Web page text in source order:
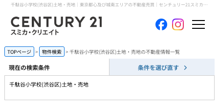
千駄谷小学校(渋谷区)土地・売地｜東京都心及び城南エリアの不動産売買｜センチュリー21スミカ・クリエイト
ホーム
当社について
買いたい
TOPページ 物件検索 千駄谷小学校(渋谷区)土地・売地の不動産情報一覧
現在の検索条件 条件を選び直す
千駄谷小学校(渋谷区)土地・売地